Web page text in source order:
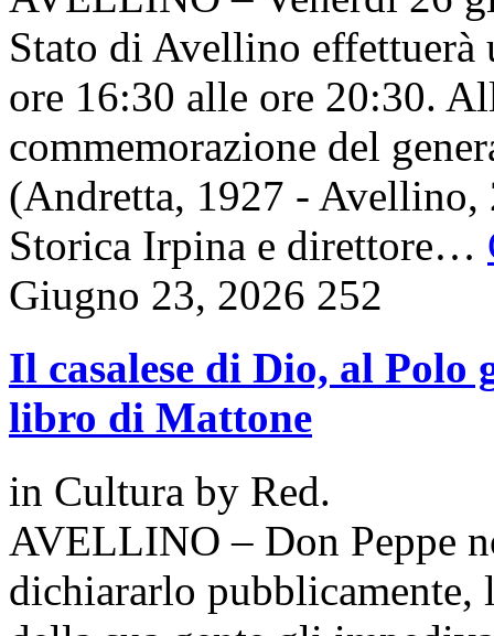
Stato di Avellino effettuerà
ore 16:30 alle ore 20:30.
commemorazione del
(Andretta, 1927 - Avellino,
Storica Irpina e direttore…
Giugno 23, 2026 252
Il casalese di Dio, al Polo
libro di Mattone
in Cultura by Red.
AVELLINO – Don Peppe
dichiararlo pubblicamente,